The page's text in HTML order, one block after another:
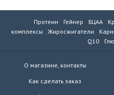
Протеин Гейнер БЦАА
комплексы
Жиросжигатели
Q10
О магазине, контакты
Как сделать заказ